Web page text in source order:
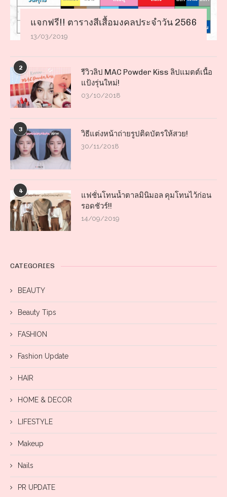
แจกฟรี!! ตารางสีเสื้อมงคลประจำวัน 2566
13/03/2019
2
รีวิวลิป MAC Powder Kiss ลิปแมตต์เนื้อ
แป้งรุ่นใหม่!
03/10/2018
3 วิธีแต่งหน้าถ่ายรูปติดบัตรให้สวย!
30/11/2018
4
แฟชั่นโทนน้ำตาลมินิมอล คุมโทนไว้ก่อน
รอดชัวร์!!
14/09/2019
CATEGORIES
BEAUTY
Beauty Tips
FASHION
Fashion Update
HAIR
HOME & DECOR
LIFESTYLE
Makeup
Nails
PR UPDATE